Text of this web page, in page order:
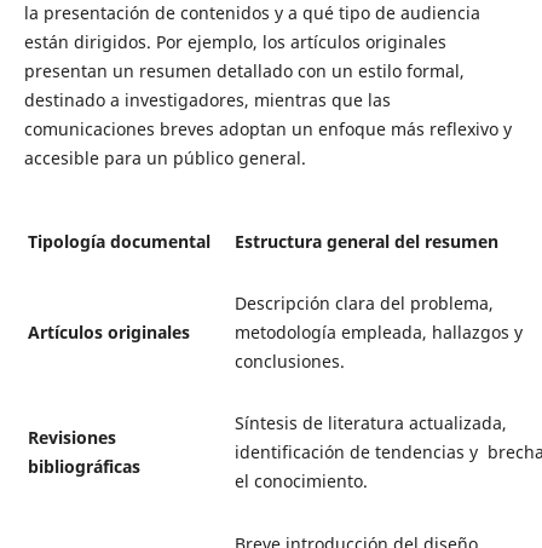
la presentación de contenidos y a qué tipo de audiencia
están dirigidos. Por ejemplo, los artículos originales
presentan un resumen detallado con un estilo formal,
destinado a investigadores, mientras que las
comunicaciones breves adoptan un enfoque más reflexivo y
accesible para un público general.
Tipología documental Estructura general del resumen
Artículos originales
Descripción clara del problema,
metodología empleada, hallazgos y
conclusiones.
Revisiones
bibliográficas
Síntesis de literatura actualizada,
identificación de tendencias y
el conocimiento.
Breve introducción del diseño